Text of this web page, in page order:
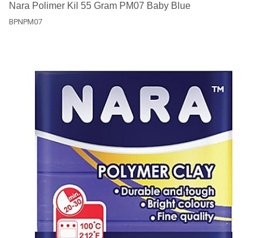
Nara Polimer Kil 55 Gram PM07 Baby Blue
BPNPM07